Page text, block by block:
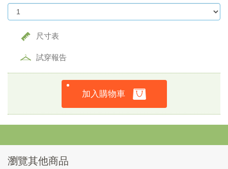
尺寸表
試穿報告
加入購物車
瀏覽其他商品